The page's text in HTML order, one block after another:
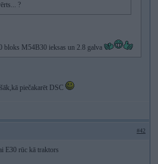
?
bloks M54B30 ieksas un 2.8 galva
piečakarēt DSC
#42
E30 rūc kā traktors